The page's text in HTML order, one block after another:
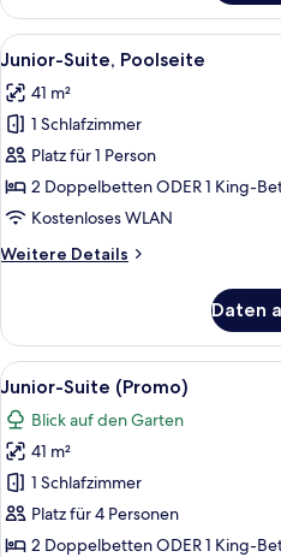
Suite,
Meerseite
Alle
Fotos
für
Junior-
Suite,
Poolseite
anzeigen
7
Junior-Suite, Poolseite
41 m²
1 Schlafzimmer
Platz für 1 Person
2 Doppelbetten ODER 1 King-
Kostenloses WLAN
Weitere Details
Weitere
Suite,
Poolseite
Daten
Alle
Fotos
für
Junior-
Suite
(Promo)
anzeigen
7
Junior-Suite (Promo)
Blick auf den Garten
41 m²
1 Schlafzimmer
Platz für 4 Personen
2 Doppelbetten ODER 1 King-